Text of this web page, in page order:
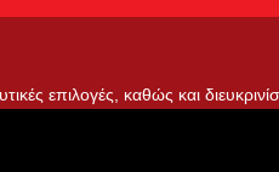
επιλογές, καθώς και